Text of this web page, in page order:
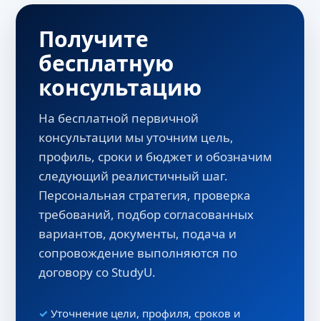
Получите
бесплатную
консультацию
На бесплатной первичной
консультации мы уточним цель,
профиль, сроки и бюджет и обозначим
следующий реалистичный шаг.
Персональная стратегия, проверка
требований, подбор согласованных
вариантов, документы, подача и
сопровождение выполняются по
договору со StudyU.
Уточнение цели, профиля, сроков и